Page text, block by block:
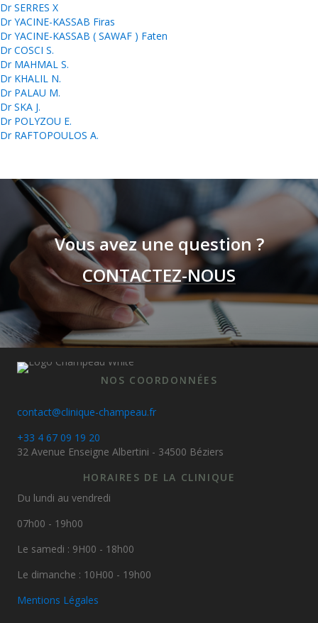
Dr SERRES X
Dr YACINE-KASSAB Firas
Dr YACINE-KASSAB ( SAWAF ) Faten
Dr COSCI S.
Dr MAHMAL S.
Dr KHALIL N.
Dr PALAU M.
Dr SKA J.
Dr POLYZOU E.
Dr RAFTOPOULOS A.
Vous avez une question ?
CONTACTEZ-NOUS
NOS COORDONNÉES
contact@clinique-champeau.fr
+33 4 67 09 19 20
32 Avenue Enseigne Albertini - 34500 Béziers
HORAIRES DE LA CLINIQUE
Du lundi au vendredi
07h00 - 19h00
Le samedi : 9H00 - 18h00
Le dimanche : 10H00 - 19h00
Mentions Légales